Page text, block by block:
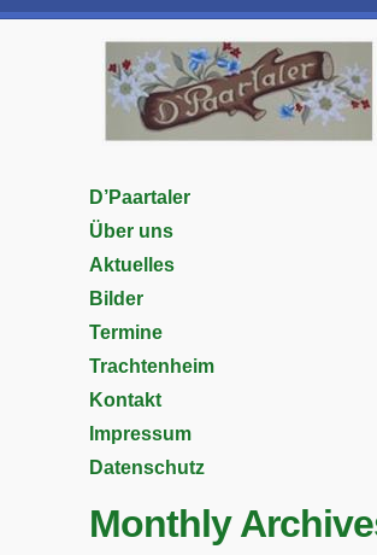
D’Paartaler
Über uns
Aktuelles
Bilder
Termine
Trachtenheim
Kontakt
Impressum
Datenschutz
Monthly